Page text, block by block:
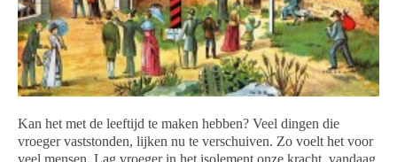
Kan het met de leeftijd te maken hebben? Veel dingen die
vroeger vaststonden, lijken nu te verschuiven. Zo voelt het voor
veel mensen. Lag vroeger in het isolement onze kracht, vandaag